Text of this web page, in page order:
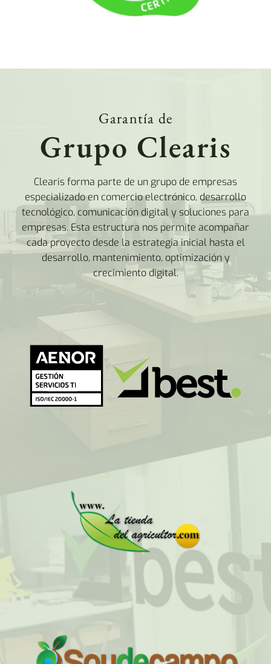
Garantía de
Grupo Clearis
Clearis forma parte de un grupo de empresas
especializado en comercio electrónico, desarrollo
tecnológico, comunicación digital y soluciones para
empresas. Esta estructura nos permite acompañar
cada proyecto desde la estrategia inicial hasta el
desarrollo, mantenimiento, optimización y
crecimiento digital.